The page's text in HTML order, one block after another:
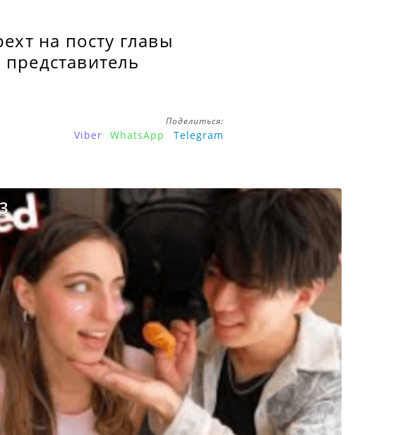
на посту главы
Поделиться:
Viber WhatsApp Telegram